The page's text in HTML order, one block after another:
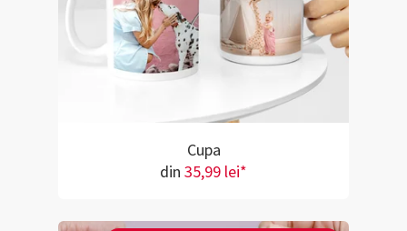
Cupa
din 35,99 lei*